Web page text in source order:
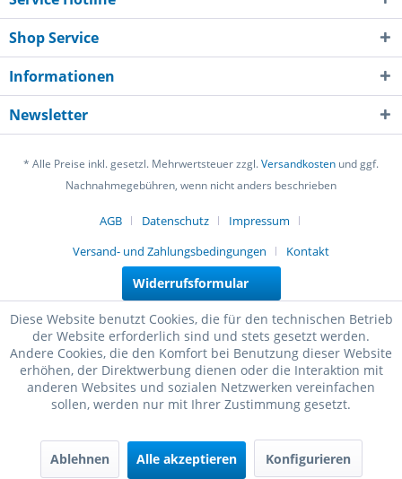
Shop Service
Informationen
Newsletter
* Alle Preise inkl. gesetzl. Mehrwertsteuer zzgl.Versandkosten und ggf.
Nachnahmegebühren, wenn nicht anders beschrieben
AGB Datenschutz
Impressum
Versand- und Zahlungsbedingungen
Kontakt
Widerrufsformular
Diese Website benutzt Cookies, die für den technischen Betrieb
der Website erforderlich sind und stets gesetzt werden.
Andere Cookies, die den Komfort bei Benutzung dieser Website
erhöhen, der Direktwerbung dienen oder die Interaktion mit
anderen Websites und sozialen Netzwerken vereinfachen
sollen, werden nur mit Ihrer Zustimmung gesetzt.
Ablehnen Alle akzeptieren Konfigurieren